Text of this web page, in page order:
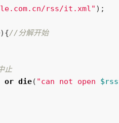
rss/it.xml" );
){//分解开始
止
or die( "can not open